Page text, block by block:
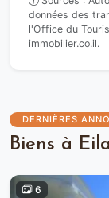
données des
l'Office du
immobilier.co.il.
DERNIÈRES
Biens à
6